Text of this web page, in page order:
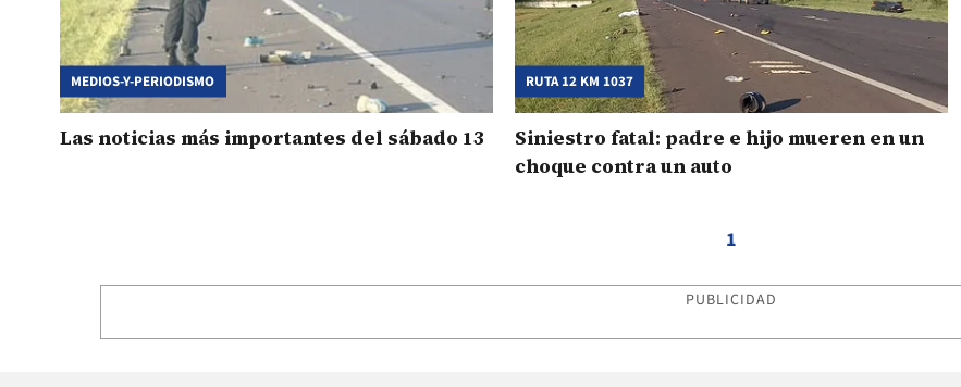
MEDIOS-Y-PERIODISMO
Las noticias más importantes del sábado 13
RUTA 12 KM 1037
Siniestro fatal: padre e hijo mueren en un
choque contra un auto
1
PUBLICIDAD